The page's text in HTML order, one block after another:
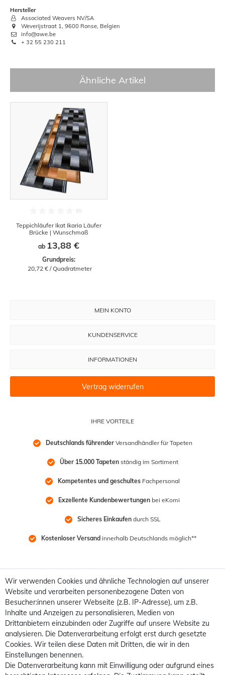
Hersteller
Associated Weavers NV/SA
Weverijstraat 1, 9600 Ronse, Belgien
info@awe.be
+ 32 55 230 211
Ähnliche Artikel
Teppichläufer Ikat Ikaria Läufer
Brücke | Wunschmaß
ab 13,88 €
Grundpreis:
20,72 € / Quadratmeter
IHRE VORTEILE
Deutschlands führender Versandhändler für Tapeten
Über 15.000 Tapeten ständig im Sortiment
Kompetentes und geschultes Fachpersonal
Exzellente Kundenbewertungen bei eKomi
Sicheres Einkaufen durch SSL
Kostenloser Versand innerhalb Deutschlands möglich**
MEIN KONTO
KUNDENSERVICE
INFORMATIONEN
Vertrag widerrufen
Wir verwenden Cookies und ähnliche Technologien auf unserer
Website und verarbeiten personenbezogene Daten von
Besucher:innen unserer Webseite (z.B. IP-Adresse), um z.B.
Inhalte und Anzeigen zu personalisieren, Medien von
Drittanbietern einzubinden oder Zugriffe auf unsere Website zu
analysieren. Die Datenverarbeitung erfolgt erst durch gesetzte
Cookies. Wir teilen diese Daten mit Dritten, die wir in den
Einstellungen benennen.
Die Datenverarbeitung kann mit Einwilligung oder aufgrund eines